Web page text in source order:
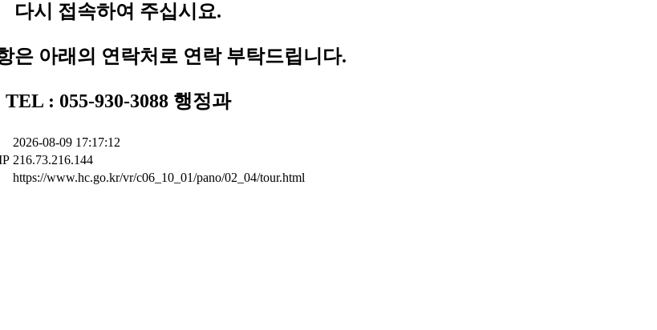
다시 접속하여 주십시요.
은 아래의 연락처로 연락 부탁드립니다.
TEL : 055-930-3088 행정과
2026-08-09 17:17:12
216.73.216.144
https://www.hc.go.kr/vr/c06_10_01/pano/02_04/tour.html